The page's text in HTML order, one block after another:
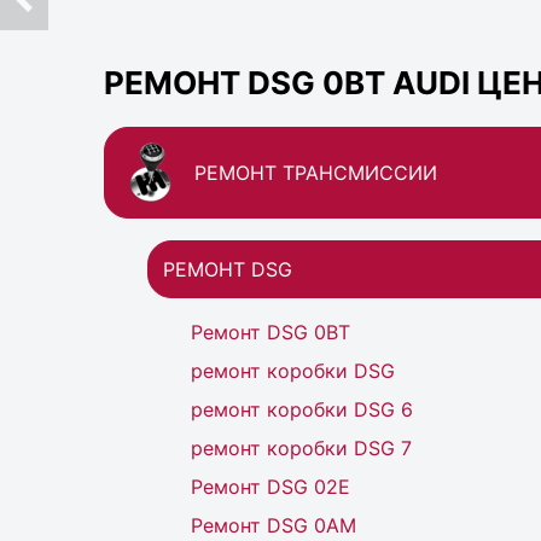
РЕМОНТ DSG 0BT AUDI
РЕМОНТ ТРАНСМИССИИ
РЕМОНТ DSG
Ремонт DSG 0BT
ремонт коробки DSG
ремонт коробки DSG 6
ремонт коробки DSG 7
Ремонт DSG 02Е
Ремонт DSG 0AM